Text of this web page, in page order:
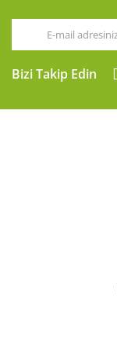
Bizi Takip Edin